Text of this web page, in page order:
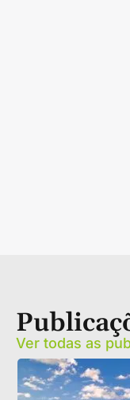
Ver todas as